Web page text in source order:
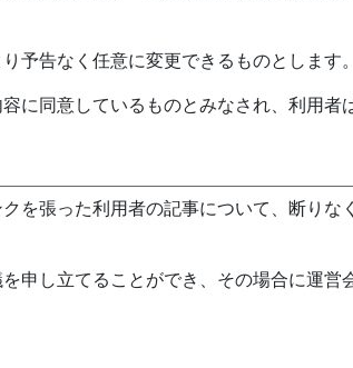
予告なく任意に変更できるものとします。
に同意しているものとみなされ、利用者
を張った利用者の記事について、断りな
申し立てることができ、その場合に運営